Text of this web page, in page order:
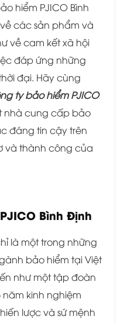
hiểm PJICO Bình
các sản phẩm và
về cam kết xã hội
đáp ứng những
đại. Hãy cùng
ty bảo hiểm PJICO
nhà cung cấp bảo
đáng tin cậy trên
và thành công của
PJICO Bình Định
là một trong những
bảo hiểm tại Việt
như một tập đoàn
năm kinh nghiệm
lược và sứ mệnh